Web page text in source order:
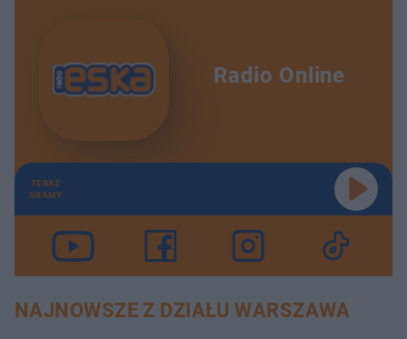
Radio Online
TERAZ
GRAMY
NAJNOWSZE Z DZIAŁU WARSZAWA